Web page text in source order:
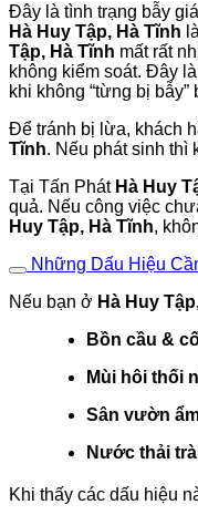
Đây là tình trạng bẫy
Hà Huy Tập, Hà Tĩnh
Tập, Hà Tĩnh mất rất
không kiểm soát. Đây
khi không “từng bị
Để tránh bị lừa, khách
Tĩnh. Nếu phát sinh thì
Tại Tấn Phát Hà Huy
quả. Nếu công việc
Huy Tập, Hà Tĩnh,
Những Dấu Hiệu
Nếu bạn ở Hà Huy
Bồn cầu &
Mùi hôi thối
Sân vườn
Nước thải
Khi thấy các dấu hiệu